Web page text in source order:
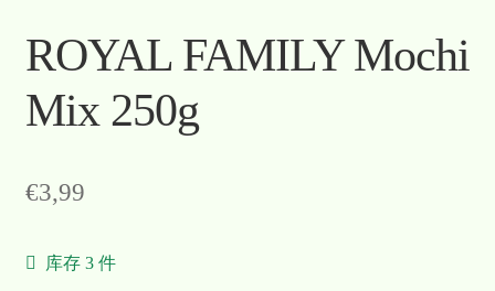
ROYAL FAMILY Mochi
Mix 250g
€3,99
库存 3 件